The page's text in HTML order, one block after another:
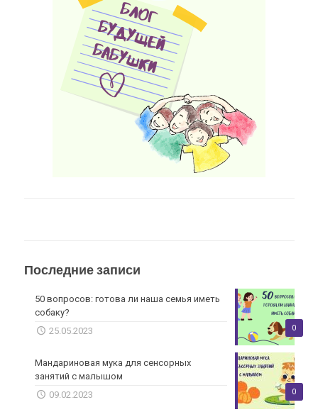
Последние записи
0
50 вопросов: готова ли наша семья иметь
собаку?
25.05.2023
0
Мандариновая мука для сенсорных
занятий с малышом
09.02.2023